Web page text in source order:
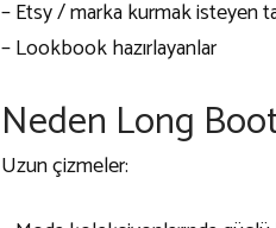
– Etsy / marka kurmak isteyen
– Lookbook hazırlayanlar
Neden Long
Uzun çizmeler: